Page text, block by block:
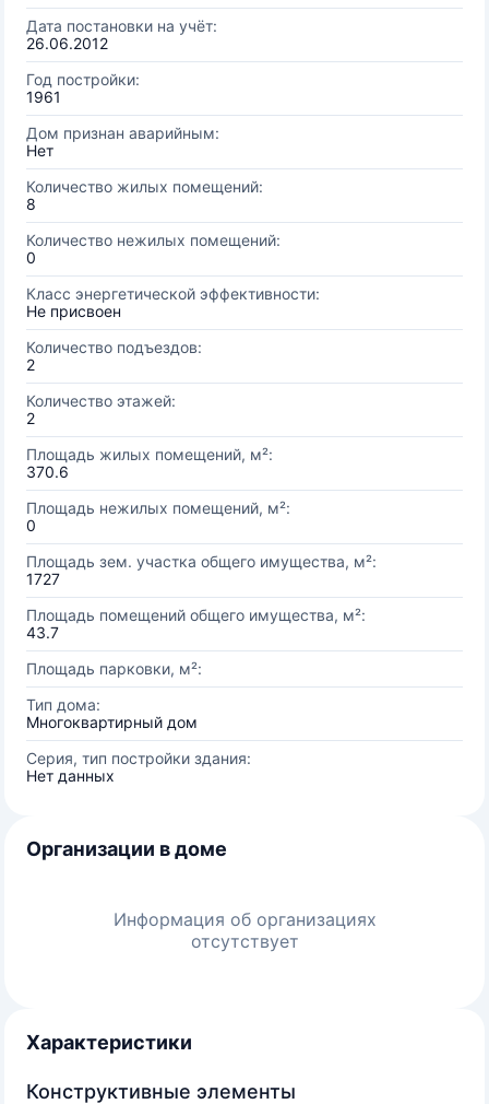
Дата постановки на учёт:
26.06.2012
Год постройки:
1961
Дом признан аварийным:
Нет
Количество жилых помещений:
8
Количество нежилых помещений:
0
Класс энергетической эффективности:
Не присвоен
Количество подъездов:
2
Количество этажей:
2
Площадь жилых помещений, м²:
370.6
Площадь нежилых помещений, м²:
0
Площадь зем. участка общего имущества, м²:
1727
Площадь помещений общего имущества, м²:
43.7
Площадь парковки, м²:
Тип дома:
Многоквартирный дом
Серия, тип постройки здания:
Нет данных
Организации в доме
Информация об организациях
отсутствует
Характеристики
Конструктивные элементы